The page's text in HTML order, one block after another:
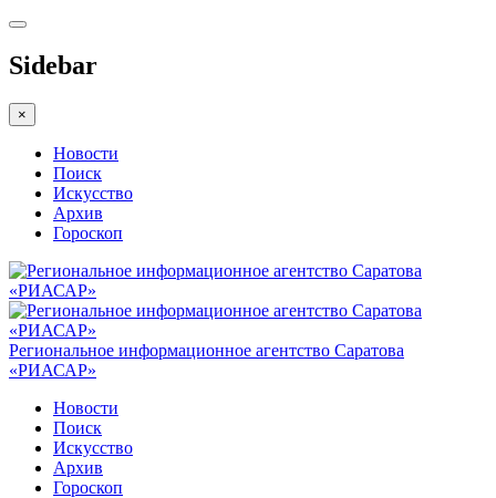
Sidebar
×
Новости
Поиск
Искусство
Архив
Гороскоп
Региональное информационное агентство Саратова
«РИАСАР»
Новости
Поиск
Искусство
Архив
Гороскоп